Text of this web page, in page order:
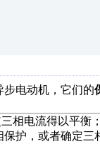
电动机，它们的
相电流得以平衡
护，或者确定三